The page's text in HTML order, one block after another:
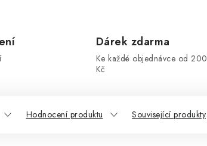
Dárek zdarma
Ke každé objednávce od 200
Kč
Hodnocení produktu Související produkty